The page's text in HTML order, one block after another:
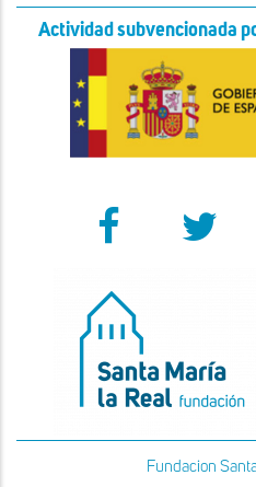
Actividad subvencionada
Fundacion